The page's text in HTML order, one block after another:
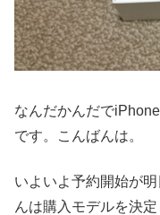
なんだかんだで
です。こんばんは。
いよいよ予約開始が
んは購入モデルを決定